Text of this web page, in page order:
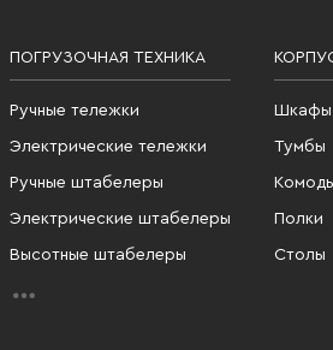
ПОГРУЗОЧНАЯ ТЕХНИКА
Ручные тележки
Электрические тележки
Ручные штабелеры
Электрические штабелеры
Высотные штабелеры
Шкафы
Тумбы
Полки
Столы